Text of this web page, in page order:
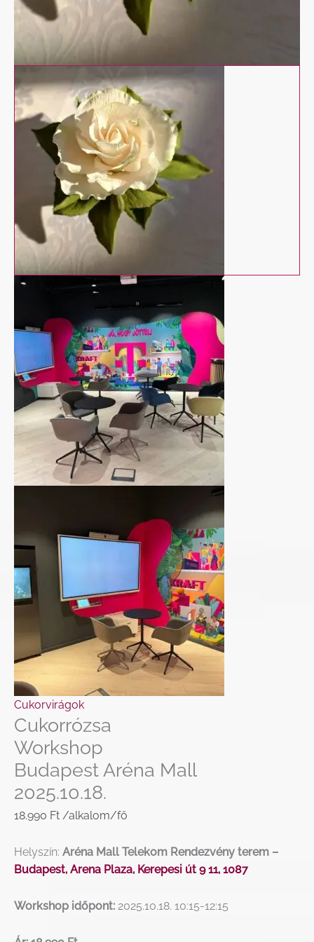
Cukorvirágok
Cukorrózsa
Workshop
Budapest Aréna Mall
2025.10.18.
18.990 Ft /alkalom/fő
Helyszín: Aréna Mall Telekom Rendezvény terem –
Budapest, Arena Plaza, Kerepesi út 9 11, 1087
Workshop időpont: 2025.10.18. 10:15-12:15